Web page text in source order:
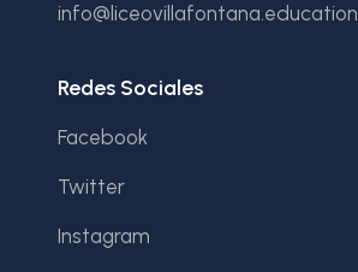
info@liceovillafontana.education
Redes Sociales
Facebook
Twitter
Instagram